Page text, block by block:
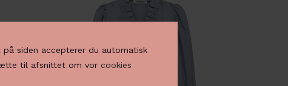
på siden accepterer du automatisk
til afsnittet om vor cookies